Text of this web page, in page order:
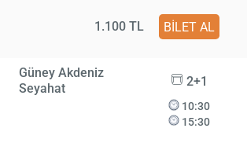
1.100 TL BİLET AL
Güney Akdeniz
Seyahat
2+1
10:30
15:30